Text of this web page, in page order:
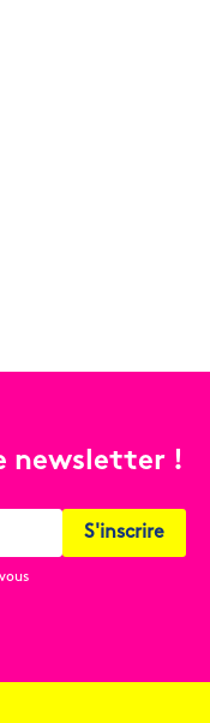
newsletter !
S'inscrire